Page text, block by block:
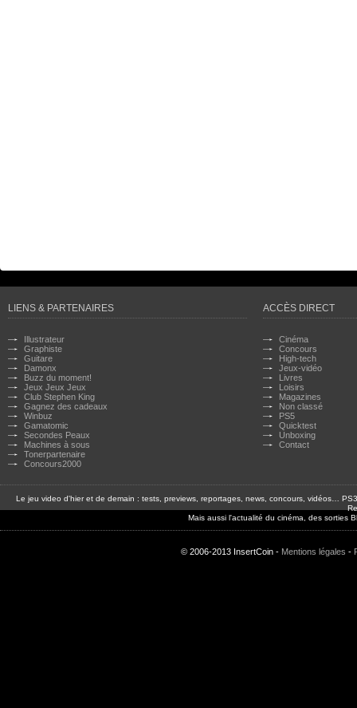
LIENS & PARTENAIRES
Illustrateur
Graphiste
Guitare
Damonx
Buzz du moment!
Jeux Jeux Jeux
Club Stephen King
Gagnez des cadeaux
Winbuz
Gamatomic
Secondes Peaux
Machines à sous
Tonerpartenaire
Concours2000
ACCÈS DIRECT
Cinéma
Concours
High-tech
Jeux-vidéo
Livres
Loisirs
Magazines
Non classé
PS5
Quicktest
Unboxing
Contact
Le jeu video d'hier et de demain : tests, previews, reportages, news, concours, vidéos…
Mais aussi l'actualité du cinéma, des sorties
© 2006-2013 InsertCoin - Mentions légales -